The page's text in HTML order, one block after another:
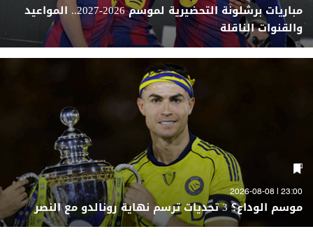
مباريات برشلونة التحضيرية لموسم 2026-2027.. المواعيد
والقنوات الناقلة
23:00 | 2026-08-08
موسم الوداع؟ 3 تحديات ترسم نهاية رونالدو مع النصر